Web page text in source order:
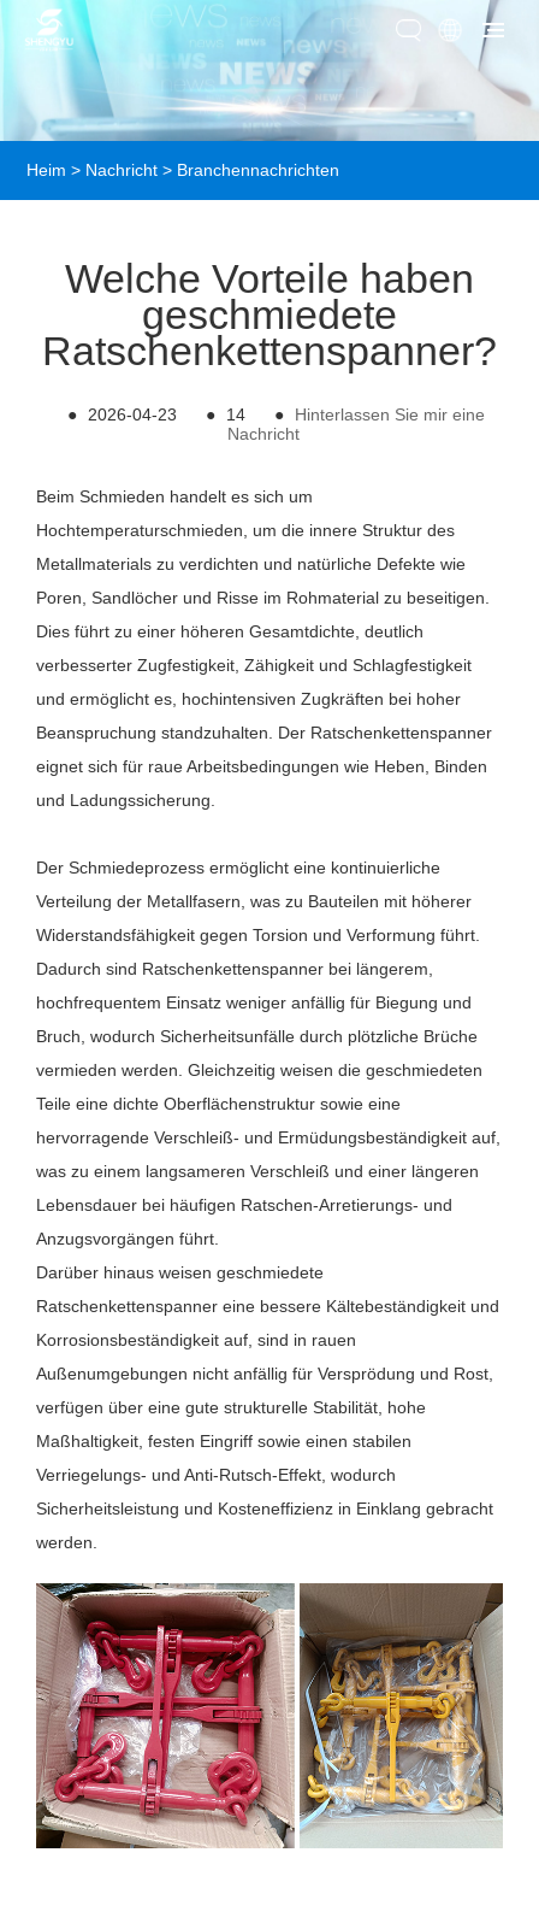
Heim > Nachricht > Branchennachrichten
Welche Vorteile haben
geschmiedete
Ratschenkettenspanner?
● 2026-04-23 ● 14 ●
Hinterlassen Sie mir eine
Nachricht
Beim Schmieden handelt es sich um
Hochtemperaturschmieden, um die innere Struktur des
Metallmaterials zu verdichten und natürliche Defekte wie
Poren, Sandlöcher und Risse im Rohmaterial zu beseitigen.
Dies führt zu einer höheren Gesamtdichte, deutlich
verbesserter Zugfestigkeit, Zähigkeit und Schlagfestigkeit
und ermöglicht es, hochintensiven Zugkräften bei hoher
Beanspruchung standzuhalten. Der Ratschenkettenspanner
eignet sich für raue Arbeitsbedingungen wie Heben, Binden
und Ladungssicherung.
Der Schmiedeprozess ermöglicht eine kontinuierliche
Verteilung der Metallfasern, was zu Bauteilen mit höherer
Widerstandsfähigkeit gegen Torsion und Verformung führt.
Dadurch sind Ratschenkettenspanner bei längerem,
hochfrequentem Einsatz weniger anfällig für Biegung und
Bruch, wodurch Sicherheitsunfälle durch plötzliche Brüche
vermieden werden. Gleichzeitig weisen die geschmiedeten
Teile eine dichte Oberflächenstruktur sowie eine
hervorragende Verschleiß- und Ermüdungsbeständigkeit auf,
was zu einem langsameren Verschleiß und einer längeren
Lebensdauer bei häufigen Ratschen-Arretierungs- und
Anzugsvorgängen führt.
Darüber hinaus weisen geschmiedete
Ratschenkettenspanner eine bessere Kältebeständigkeit und
Korrosionsbeständigkeit auf, sind in rauen
Außenumgebungen nicht anfällig für Versprödung und Rost,
verfügen über eine gute strukturelle Stabilität, hohe
Maßhaltigkeit, festen Eingriff sowie einen stabilen
Verriegelungs- und Anti-Rutsch-Effekt, wodurch
Sicherheitsleistung und Kosteneffizienz in Einklang gebracht
werden.